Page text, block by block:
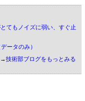
てもノイズに弱い、すぐ止
ータのみ）
→技術部ブログをもっとみる